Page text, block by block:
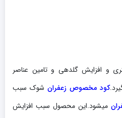
و افزایش گلدهی و تامین عناصر
کود مخصوص زعفران شوک سبب
میشود.این محصول سبب افزایش